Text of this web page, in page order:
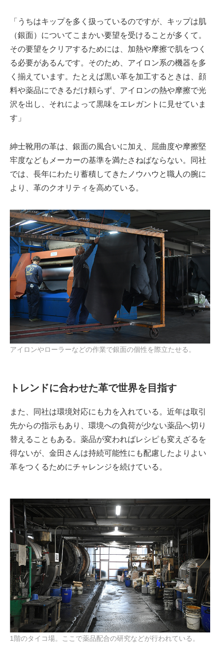
「うちはキップを多く扱っているのですが、キップは肌
（銀面）についてこまかい要望を受けることが多くて。
その要望をクリアするためには、加熱や摩擦で肌をつく
る必要があるんです。そのため、アイロン系の機器を多
く揃えています。たとえば黒い革を加工するときは、顔
料や薬品にできるだけ頼らず、アイロンの熱や摩擦で光
沢を出し、それによって黒味をエレガントに見せていま
す」
紳士靴用の革は、銀面の風合いに加え、屈曲度や摩擦堅
牢度などもメーカーの基準を満たさねばならない。同社
では、長年にわたり蓄積してきたノウハウと職人の腕に
より、革のクオリティを高めている。
アイロンやローラーなどの作業で銀面の個性を際立たせる。
トレンドに合わせた革で世界を目指す
また、同社は環境対応にも力を入れている。近年は取引
先からの指示もあり、環境への負荷が少ない薬品へ切り
替えることもある。薬品が変わればレシピも変えざるを
得ないが、金田さんは持続可能性にも配慮したよりよい
革をつくるためにチャレンジを続けている。
1階のタイコ場。ここで薬品配合の研究などが行われている。